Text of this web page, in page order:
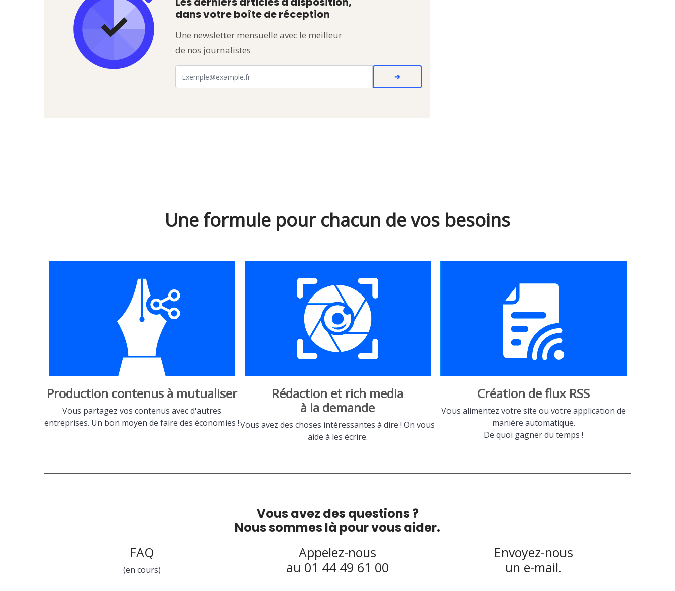
dans votre boîte de réception
Une newsletter mensuelle avec le meilleur
de nos journalistes
Une formule pour chacun de vos besoins
Production contenus à mutualiser
Vous partagez vos contenus avec d'autres
entreprises. Un bon moyen de faire des économies !
Rédaction et rich media
à la demande
Vous avez des choses intéressantes à dire ! On vous
aide à les écrire.
Création de flux RSS
Vous alimentez votre site ou votre application de
manière automatique.
De quoi gagner du temps !
Vous avez des questions ?
Nous sommes là pour vous aider.
FAQ
(en cours)
Appelez-nous
au 01 44 49 61 00
Envoyez-nous
un e-mail.